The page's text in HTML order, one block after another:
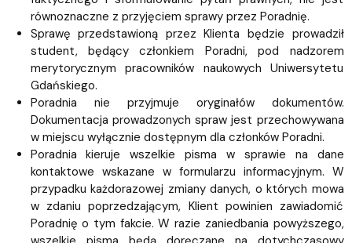
równoznaczne z przyjęciem sprawy przez Poradnię.
Sprawę przedstawioną przez Klienta będzie prowadził
student, będący członkiem Poradni, pod nadzorem
merytorycznym pracowników naukowych Uniwersytetu
Gdańskiego.
Poradnia nie przyjmuje oryginałów dokumentów.
Dokumentacja prowadzonych spraw jest przechowywana
w miejscu wyłącznie dostępnym dla członków Poradni.
Poradnia kieruje wszelkie pisma w sprawie na dane
kontaktowe wskazane w formularzu informacyjnym. W
przypadku każdorazowej zmiany danych, o których mowa
w zdaniu poprzedzającym, Klient powinien zawiadomić
Poradnię o tym fakcie. W razie zaniedbania powyższego,